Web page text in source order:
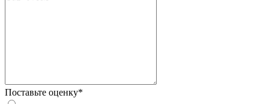
Поставьте оценку*